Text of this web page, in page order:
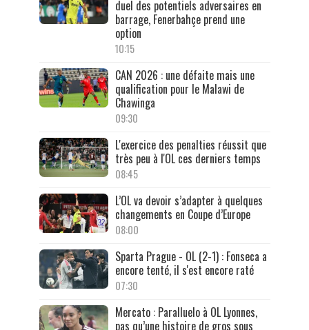
duel des potentiels adversaires en
barrage, Fenerbahçe prend une
option
10:15
CAN 2026 : une défaite mais une
qualification pour le Malawi de
Chawinga
09:30
L'exercice des penalties réussit que
très peu à l'OL ces derniers temps
08:45
L’OL va devoir s’adapter à quelques
changements en Coupe d’Europe
08:00
Sparta Prague - OL (2-1) : Fonseca a
encore tenté, il s'est encore raté
07:30
Mercato : Paralluelo à OL Lyonnes,
pas qu’une histoire de gros sous